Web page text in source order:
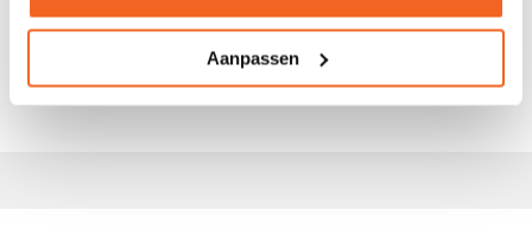
Aanpassen
- Afm.: 208x38x102 cm (bxdxh) - Houten ombouw -
Kleur ombouw: Medium oak - Indeling: 4 korte en 2
Extra legplanken (lang)
beschikbaar